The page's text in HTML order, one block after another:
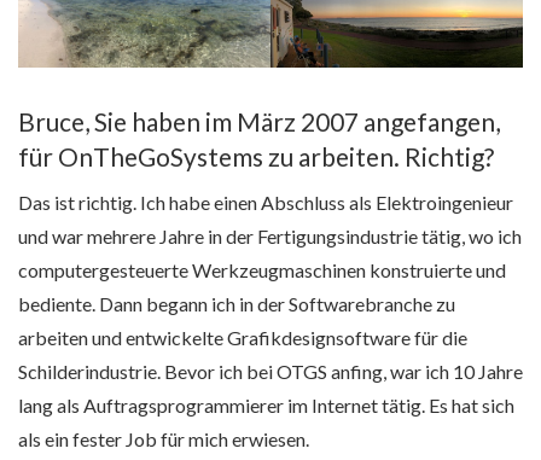
Bruce, Sie haben im März 2007 angefangen,
für OnTheGoSystems zu arbeiten. Richtig?
Das ist richtig. Ich habe einen Abschluss als Elektroingenieur
und war mehrere Jahre in der Fertigungsindustrie tätig, wo ich
computergesteuerte Werkzeugmaschinen konstruierte und
bediente. Dann begann ich in der Softwarebranche zu
arbeiten und entwickelte Grafikdesignsoftware für die
Schilderindustrie. Bevor ich bei OTGS anfing, war ich 10 Jahre
lang als Auftragsprogrammierer im Internet tätig. Es hat sich
als ein fester Job für mich erwiesen.